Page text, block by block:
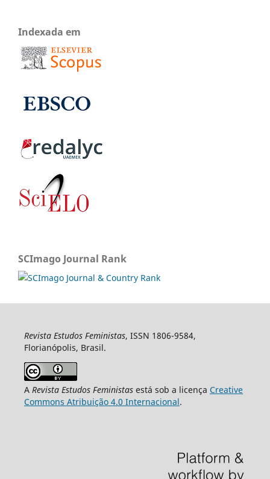
Indexada em
SCImago Journal Rank
Revista Estudos Feministas, ISSN 1806-9584,
Florianópolis, Brasil.
A Revista Estudos Feministasestá sob a licença Creative
Commons Atribuição 4.0 Internacional.